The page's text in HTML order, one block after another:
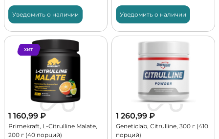
Уведомить о наличии Уведомить о наличии
ХИТ
1 160,99 ₽
Primekraft, L-Citrulline Malate,
200 г (40 порций)
1 260,99 ₽
Geneticlab, Citrulline, 300 г (410
порций)